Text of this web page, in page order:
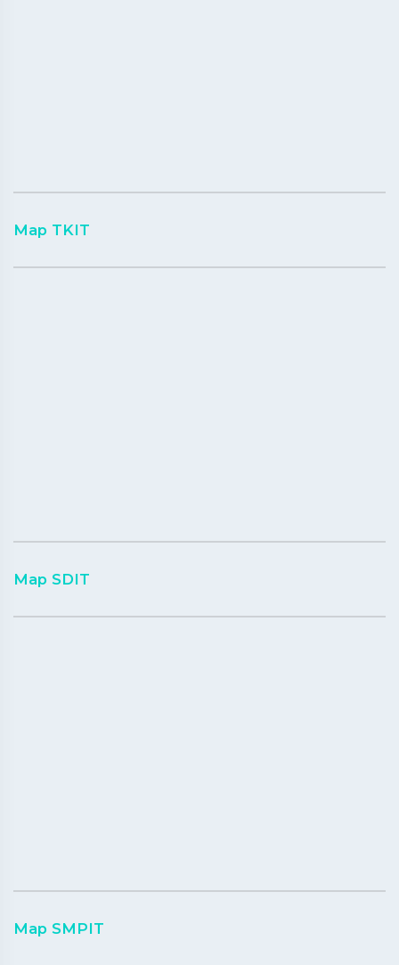
Map TKIT
Map SDIT
Map SMPIT